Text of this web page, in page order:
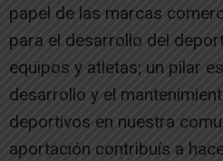
papel de las marcas
para el desarrollo del
equipos y atletas; un pilar
desarrollo y el
deportivos en nuestra
aportación contribuís a